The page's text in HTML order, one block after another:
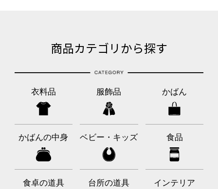
商品カテゴリから探す
衣料品 服飾品 かばん
かばんの中身 ベビー・キッズ 食品
食卓の道具 台所の道具 インテリア